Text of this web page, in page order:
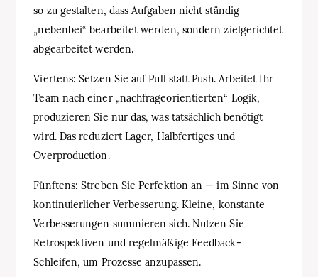
so zu gestalten, dass Aufgaben nicht ständig
„nebenbei“ bearbeitet werden, sondern zielgerichtet
abgearbeitet werden.
Viertens: Setzen Sie auf Pull statt Push. Arbeitet Ihr
Team nach einer „nachfrageorientierten“ Logik,
produzieren Sie nur das, was tatsächlich benötigt
wird. Das reduziert Lager, Halbfertiges und
Overproduction.
Fünftens: Streben Sie Perfektion an — im Sinne von
kontinuierlicher Verbesserung. Kleine, konstante
Verbesserungen summieren sich. Nutzen Sie
Retrospektiven und regelmäßige Feedback-
Schleifen, um Prozesse anzupassen.